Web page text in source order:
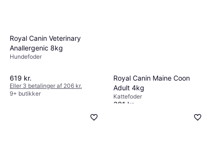
Royal Canin Veterinary
Anallergenic 8kg
Hundefoder
619 kr.
Eller 3 betalinger af 206 kr.
9+ butikker
Royal Canin Maine Coon
Adult 4kg
Kattefoder
381 kr.